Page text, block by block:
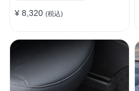
グ サークル
¥ 8,320 (税込)